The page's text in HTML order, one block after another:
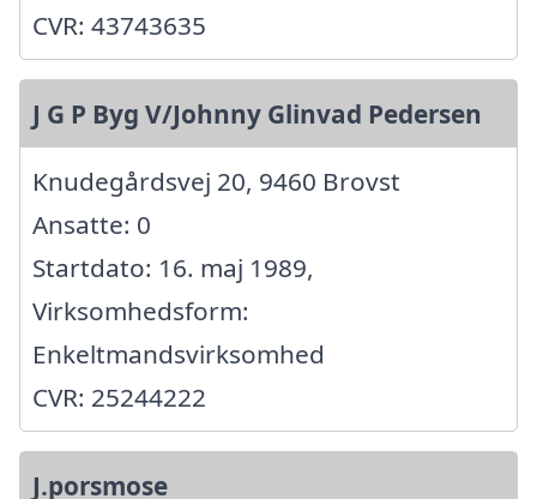
CVR: 43743635
J G P Byg V/Johnny Glinvad Pedersen
Knudegårdsvej 20, 9460 Brovst
Ansatte: 0
Startdato: 16. maj 1989,
Virksomhedsform:
Enkeltmandsvirksomhed
CVR: 25244222
J.porsmose